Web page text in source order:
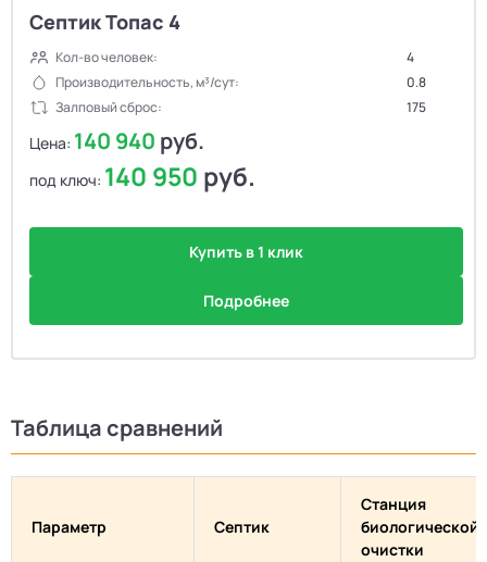
Септик Топас 4
Кол-во человек:
4
Производительность, м³/сут:
0.8
Залповый сброс:
175
Цена: 140 940 руб.
под ключ: 140 950 руб.
Купить в 1 клик
Подробнее
Таблица сравнений
Параметр Септик
Станция
биологической
очистки